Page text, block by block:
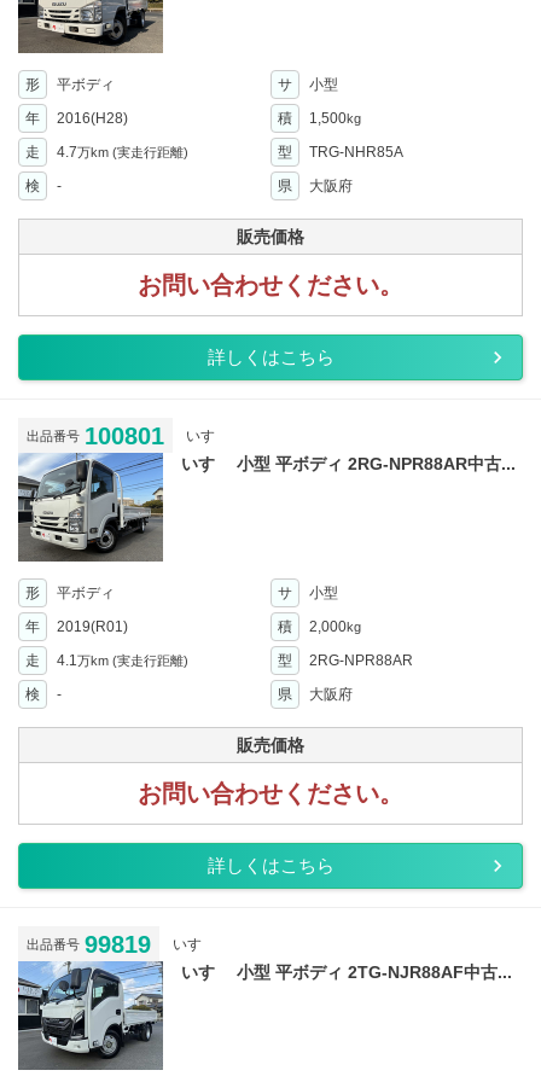
形 平ボディ サ
小型
年
2016(H28) 積 1,500kg
走 4.7万km (実走行距離) 型
TRG-NHR85A
検
- 県 大阪府
販売価格
お問い合わせください。
詳しくはこちら
出品番号 100801 いすゞ
いすゞ 小型 平ボディ 2RG-NPR88AR中古...
形 平ボディ サ
小型
年
2019(R01) 積 2,000kg
走 4.1万km (実走行距離) 型
2RG-NPR88AR
検
- 県 大阪府
販売価格
お問い合わせください。
詳しくはこちら
出品番号 99819 いすゞ
いすゞ 小型 平ボディ 2TG-NJR88AF中古...